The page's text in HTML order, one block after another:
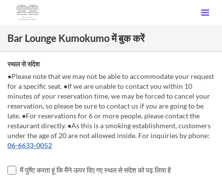
Bar Lounge Kumokumo में बुक करें
स्थल से संदेश
●Please note that we may not be able to accommodate your request
for a specific seat. ●If we are unable to contact you within 10
minutes of your reservation time, we may be forced to cancel your
reservation, so please be sure to contact us if you are going to be
late. ●For reservations for 6 or more people, please contact the
restaurant directly. ●As this is a smoking establishment, customers
under the age of 20 are not allowed inside. For inquiries by phone:
06-6633-0052
मैं पुष्टि करता हूं कि मैंने ऊपर दिए गए स्थल से संदेश को पढ़ लिया है